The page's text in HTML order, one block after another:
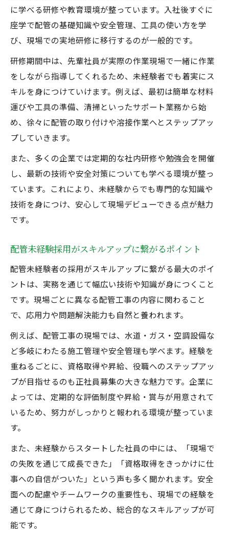
に学べる研修や教育環境が整っています。入社後すぐに
座学で配管の基礎知識や安全管理、工具の使い方を学
び、現場での実地研修に移行するのが一般的です。
研修期間中は、先輩社員が実際の作業現場で一緒に作業
をしながら指導してくれるため、未経験者でも着実にス
キルを身につけていけます。例えば、最初は簡単な材料
運びや工具の準備、清掃といったサポート業務から始
め、徐々に配管の取り付けや溶接作業へとステップアッ
プしていきます。
また、多くの企業では定期的な社内研修や勉強会を開催
し、最新の技術や安全対策についても学べる環境が整っ
ています。これにより、未経験からでも専門的な知識や
技術を身につけ、安心して現場デビューできる点が魅力
です。
配管未経験採用がスキルアップに繋がるポイント
配管未経験者の採用がスキルアップに繋がる最大のポイ
ントは、実務を通じて幅広い技術や知識が身につくこと
です。現場ごとに異なる配管工事の内容に関わること
で、応用力や問題解決能力も自然と養われます。
例えば、配管工事の現場では、水道・ガス・空調設備な
ど多岐にわたる施工管理や安全管理も学べます。経験を
重ねるごとに、資格取得や昇給、役職へのステップアッ
プが目指せるのも正社員募集の大きな魅力です。企業に
よっては、定期的な評価制度や昇給・賞与が用意されて
いるため、努力がしっかりと報われる環境が整っていま
す。
また、未経験からスタートした社員の中には、「現場で
の失敗を通じて成長できた」「資格取得をきっかけに仕
事への自信がついた」という声も多く聞かれます。安全
面への配慮やチームワークの重要性も、現場での経験を
通じて身につけられるため、総合的なスキルアップが可
能です。